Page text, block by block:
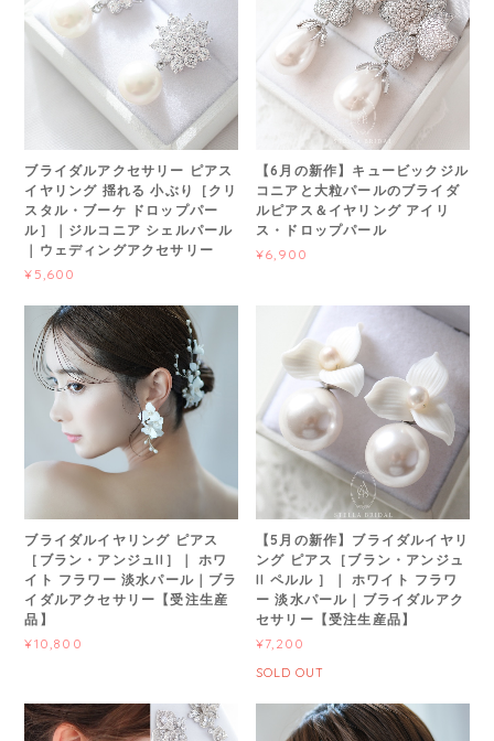
ブライダルアクセサリー ピアス
イヤリング 揺れる 小ぶり［クリ
スタル・ブーケ ドロップパー
ル］｜ジルコニア シェルパール
｜ウェディングアクセサリー
¥5,600
【6月の新作】キュービックジル
コニアと大粒パールのブライダ
ルピアス＆イヤリング アイリ
ス・ドロップパール
¥6,900
ブライダルイヤリング ピアス
［ブラン・アンジュII］｜ ホワ
イト フラワー 淡水パール｜ブラ
イダルアクセサリー【受注生産
品】
¥10,800
【5月の新作】ブライダルイヤリ
ング ピアス［ブラン・アンジュ
II ペルル ］｜ ホワイト フラワ
ー 淡水パール｜ブライダルアク
セサリー【受注生産品】
¥7,200
SOLD OUT